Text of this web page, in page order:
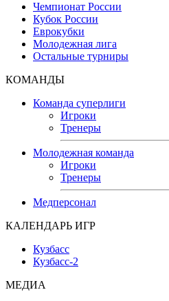
Чемпионат России
Кубок России
Еврокубки
Молодежная лига
Остальные турниры
КОМАНДЫ
Команда суперлиги
Игроки
Тренеры
Молодежная команда
Игроки
Тренеры
Медперсонал
КАЛЕНДАРЬ ИГР
Кузбасс
Кузбасс-2
МЕДИА